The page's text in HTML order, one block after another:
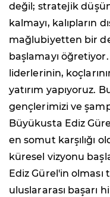
değil; stratejik
kalmayı, kalıpların
mağlubiyetten bir
başlamayı
liderlerinin,
yatırım yapıyoruz.
gençlerimizi ve
Büyükusta Ediz
en somut karşılığı
küresel vizyonu
Ediz Gürel'in
uluslararası başarı